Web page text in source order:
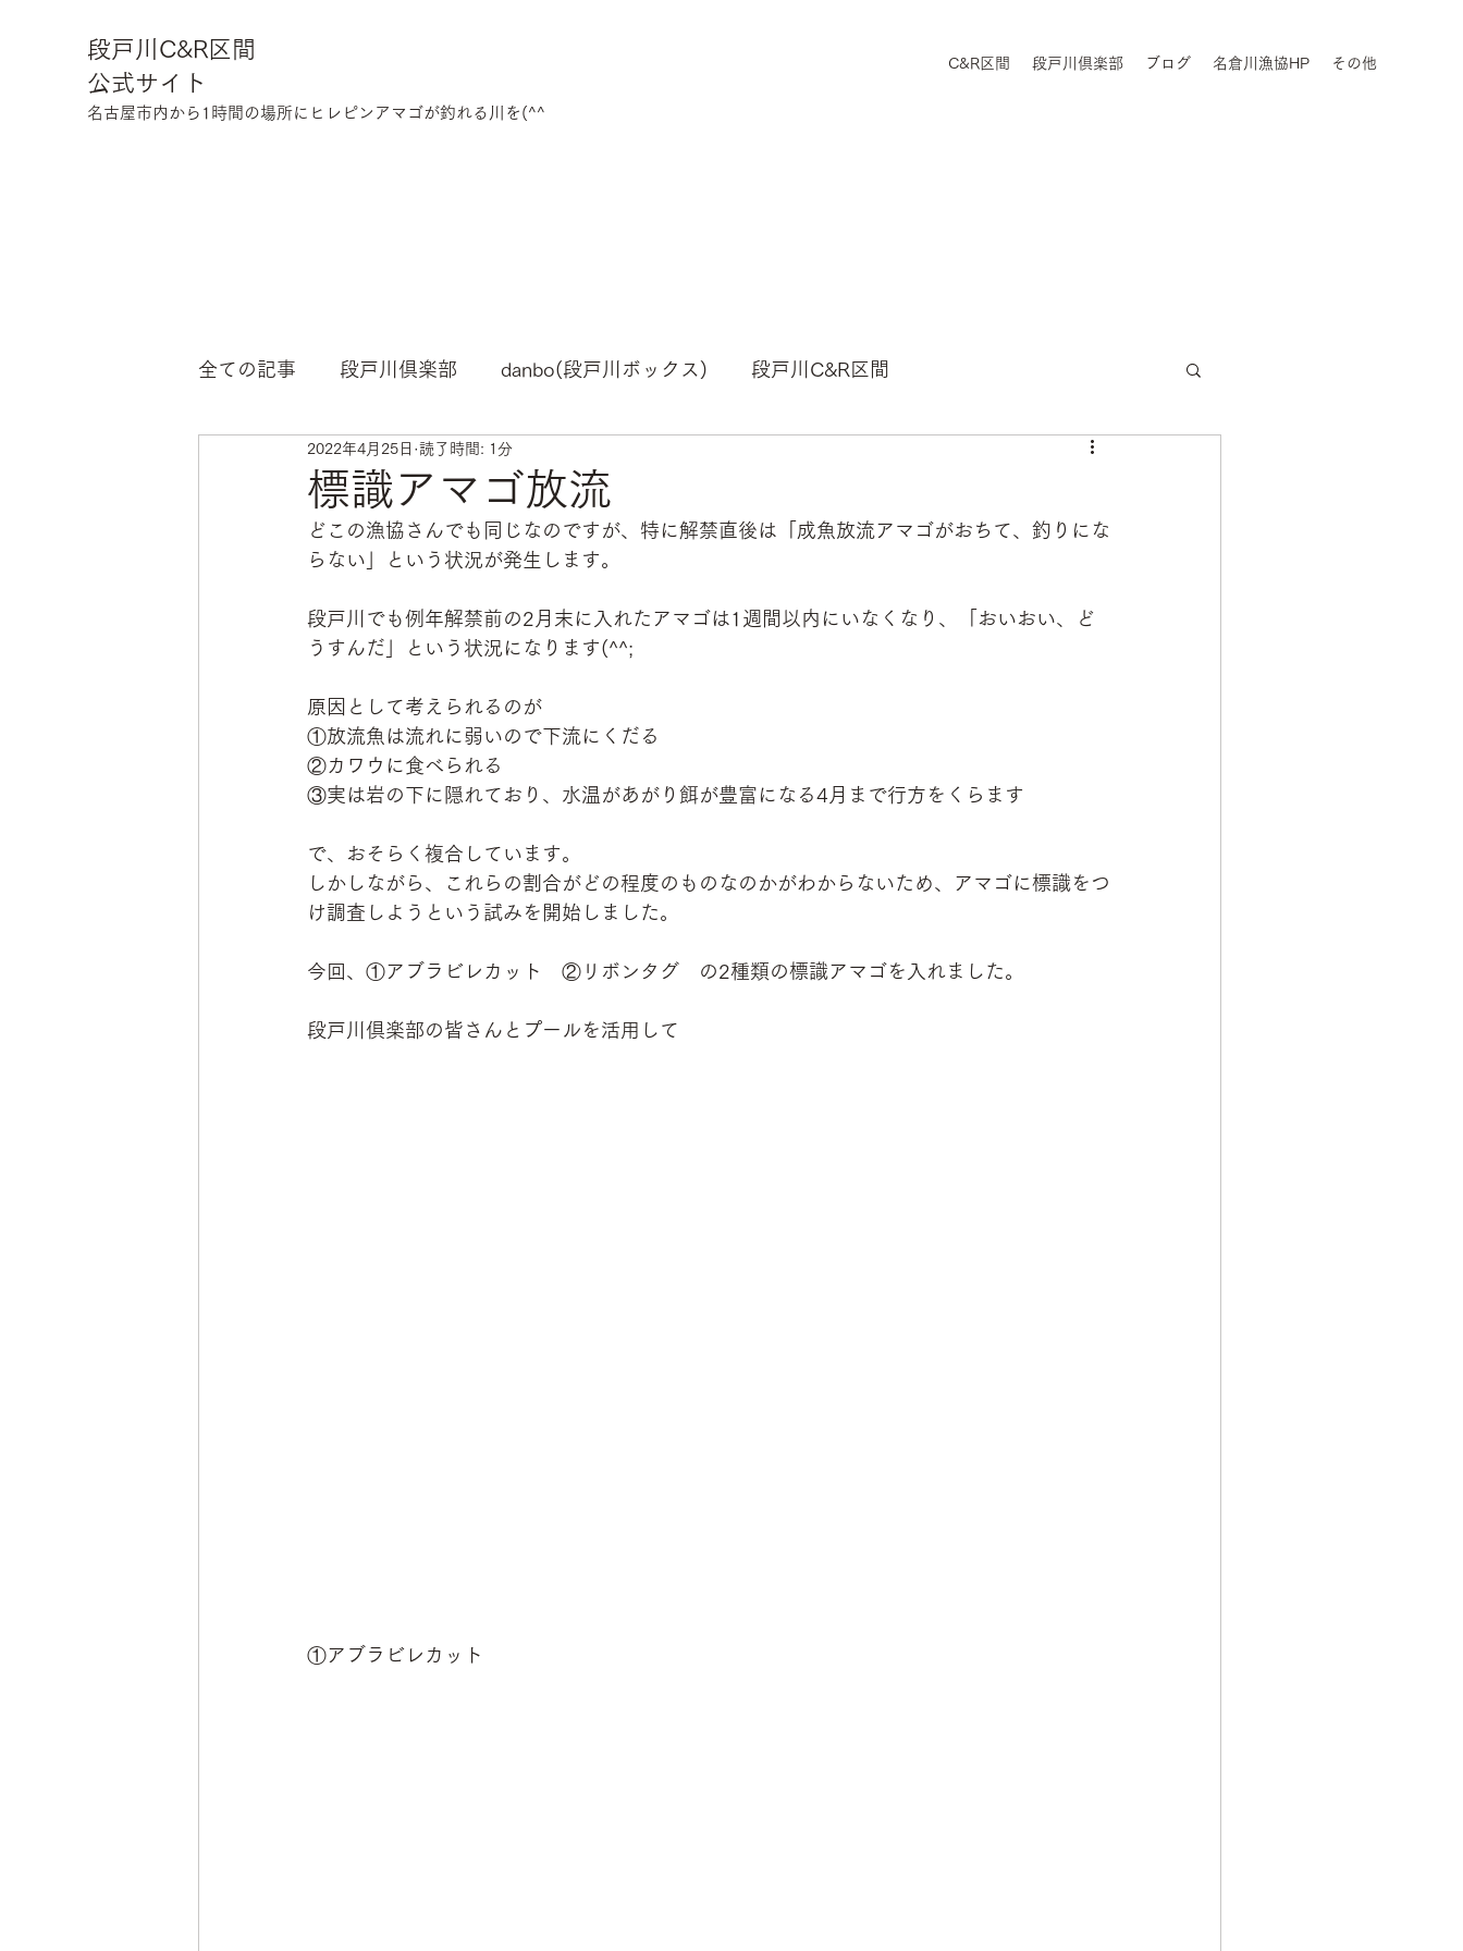
段戸川C&R区間
公式サイト
​名古屋市内から1時間の場所にヒレピンアマゴが釣れる川を(^^
C&R区間 段戸川倶楽部 ブログ 名倉川漁協HP その他
全ての記事 段戸川倶楽部 danbo(段戸川ボックス) 段戸川C&R区間
標識アマゴ放流
2022年4月25日 読了時間: 1分
どこの漁協さんでも同じなのですが、特に解禁直後は「成魚放流アマゴがおちて、釣りにな
らない」という状況が発生します。
段戸川でも例年解禁前の2月末に入れたアマゴは1週間以内にいなくなり、「おいおい、ど
うすんだ」という状況になります(^^;
原因として考えられるのが
①放流魚は流れに弱いので下流にくだる
②カワウに食べられる
③実は岩の下に隠れており、水温があがり餌が豊富になる4月まで行方をくらます
で、おそらく複合しています。
しかしながら、これらの割合がどの程度のものなのかがわからないため、アマゴに標識をつ
け調査しようという試みを開始しました。
今回、①アブラビレカット　②リボンタグ　の2種類の標識アマゴを入れました。
段戸川倶楽部の皆さんとプールを活用して
①アブラビレカット